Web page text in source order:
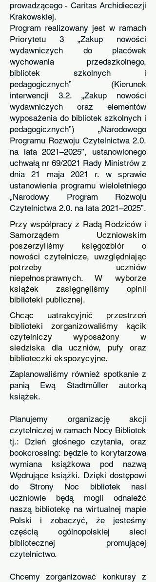
prowadzącego - Caritas Archidiecezji
Krakowskiej.
Program realizowany jest w ramach
Priorytetu 3 „Zakup nowości
wydawniczych do placówek
wychowania przedszkolnego,
bibliotek szkolnych i
pedagogicznych” (Kierunek
interwencji 3.2. „Zakup nowości
wydawniczych oraz elementów
wyposażenia do bibliotek szkolnych i
pedagogicznych”) „Narodowego
Programu Rozwoju Czytelnictwa 2.0.
na lata 2021–2025”, ustanowionego
uchwałą nr 69/2021 Rady Ministrów z
dnia 21 maja 2021 r. w sprawie
ustanowienia programu wieloletniego
„Narodowy Program Rozwoju
Czytelnictwa 2.0. na lata 2021–2025”.
Przy współpracy z Radą Rodziców i
Samorządem Uczniowskim
poszerzyliśmy księgozbiór o
nowości czytelnicze, uwzględniając
potrzeby uczniów
niepełnosprawnych. W wyborze
książek zasięgnęliśmy opinii
biblioteki publicznej.
Chcąc uatrakcyjnić przestrzeń
biblioteki zorganizowaliśmy kącik
czytelniczy wyposażony w
siedziska dla uczniów, pufy oraz
biblioteczki ekspozycyjne.
Zaplanowaliśmy również spotkanie z
panią Ewą Stadtmüller autorką
książek.
Planujemy organizację akcji
czytelniczej w ramach Nocy Bibliotek
tj.: Dzień głośnego czytania, oraz
bookcrossing: będzie to korytarzowa
wymiana książkowa pod nazwą
Wędrujące książki. Dzięki dostępowi
do Strony Noc bibliotek nasi
uczniowie będą mogli odnaleźć
naszą bibliotekę na wirtualnej mapie
Polski i zobaczyć, że jesteśmy
częścią ogólnopolskiej sieci
bibliotecznej promującej
czytelnictwo.
Chcemy zorganizować konkursy z